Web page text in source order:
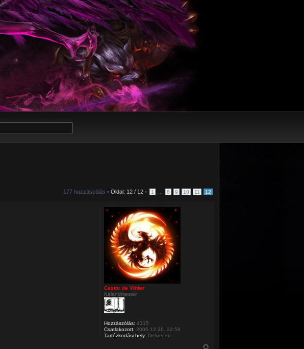
177 hozzászólás • Oldal: 12 / 12 • 1 8 9 10 11 12
Castor de Vinter
Kalandmester
Hozzászólás: 4315
Csatlakozott: 2006.12.26. 22:59
Tartózkodási hely: Debrecen